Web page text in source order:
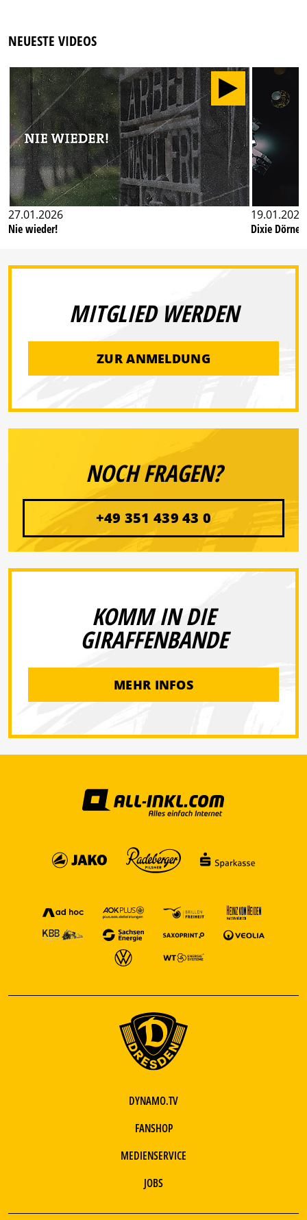
NEUESTE VIDEOS
27.01.2026
Nie wieder!
19.01.2026
Dixie
MITGLIED WERDEN
ZUR ANMELDUNG
NOCH FRAGEN?
+49 351 439 43 0
KOMM IN DIE
GIRAFFENBANDE
MEHR INFOS
DYNAMO.TV
FANSHOP
MEDIENSERVICE
JOBS